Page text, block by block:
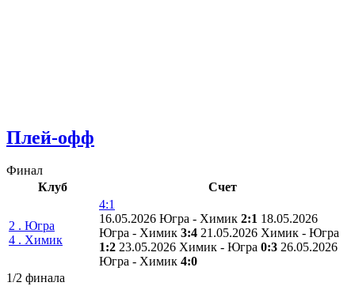
Плей-офф
Финал
Клуб
Счет
2 . Югра
4 . Химик
4:1
16.05.2026 Югра - Химик 2:1 18.05.2026
Югра - Химик 3:4 21.05.2026 Химик - Югра
1:2 23.05.2026 Химик - Югра 0:3 26.05.2026
Югра - Химик 4:0
1/2 финала